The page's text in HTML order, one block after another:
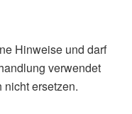
Hinweise und darf
verwendet
ersetzen.